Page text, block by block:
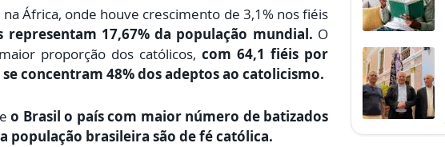
África, onde houve crescimento de 3,1% nos fiéis
representam 17,67% da população mundial. O
proporção dos católicos, com 64,1 fiéis por
concentram 48% dos adeptos ao catolicismo.
o Brasil o país com maior número de batizados
população brasileira são de fé católica.